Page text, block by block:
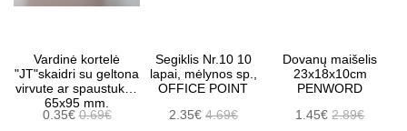
Vardinė kortelė
"JT"skaidri su geltona
virvute ar spaustuku ,
65x95 mm.
0.35€0.69€
Segiklis Nr.10 10
lapai, mėlynos sp.,
OFFICE POINT
2.35€ 4.69€
Dovanų maišelis
23x18x10cm
PENWORD
1.45€2.89€